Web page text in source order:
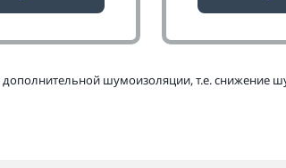
шумоизоляции, т.е. снижение